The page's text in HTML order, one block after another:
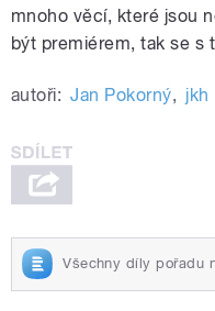
mnoho věcí, které jsou
být premiérem, tak se s
autoři: Jan Pokorný, jkh
Všechny díly pořadu